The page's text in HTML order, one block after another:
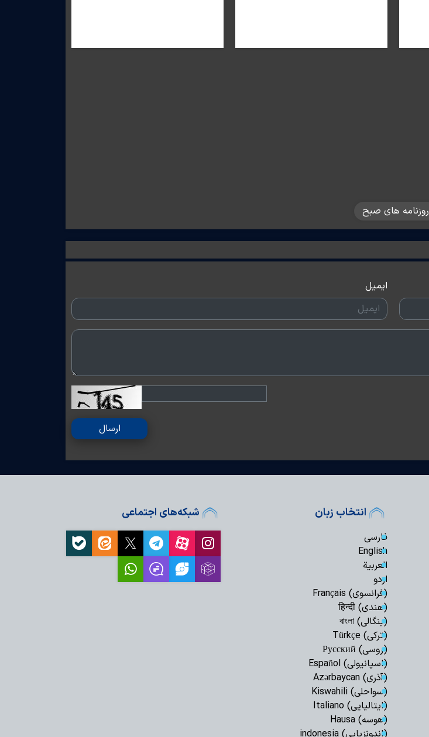
روزنامه های صبح
ایمیل
ارسال
انتخاب زبان
فارسی
English
العربیة
اردو
(فرانسوی) Français
(هندی) हिन्दी
(بنگالی) বাংলা
(ترکی) Türkçe
(روسی) Русский
(اسپانیولی) Español
(آذری) Azərbaycan
(سواحلی) Kiswahili
(ایتالیایی) Italiano
(هوسه) Hausa
(اندونزیایی) indonesia
شبکه‌های اجتماعی